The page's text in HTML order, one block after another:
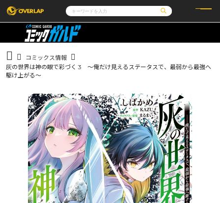
コミック
コミッククリエ
LiQulle
ライトノベル
その他
コミックエッセイ
通販・NEWS
企業
会社概要
採用情報
アクセス
オーバーラップホールディングス
お問い合わせはこちら
オーバーラップ文庫
オーバーラップノベルス
オーバーラップノベルスf
コミックス情報
灰の世界は神の眼で彩づく 3 ～俺だけ見えるステータスで、最弱から最強へ
駆け上がる～